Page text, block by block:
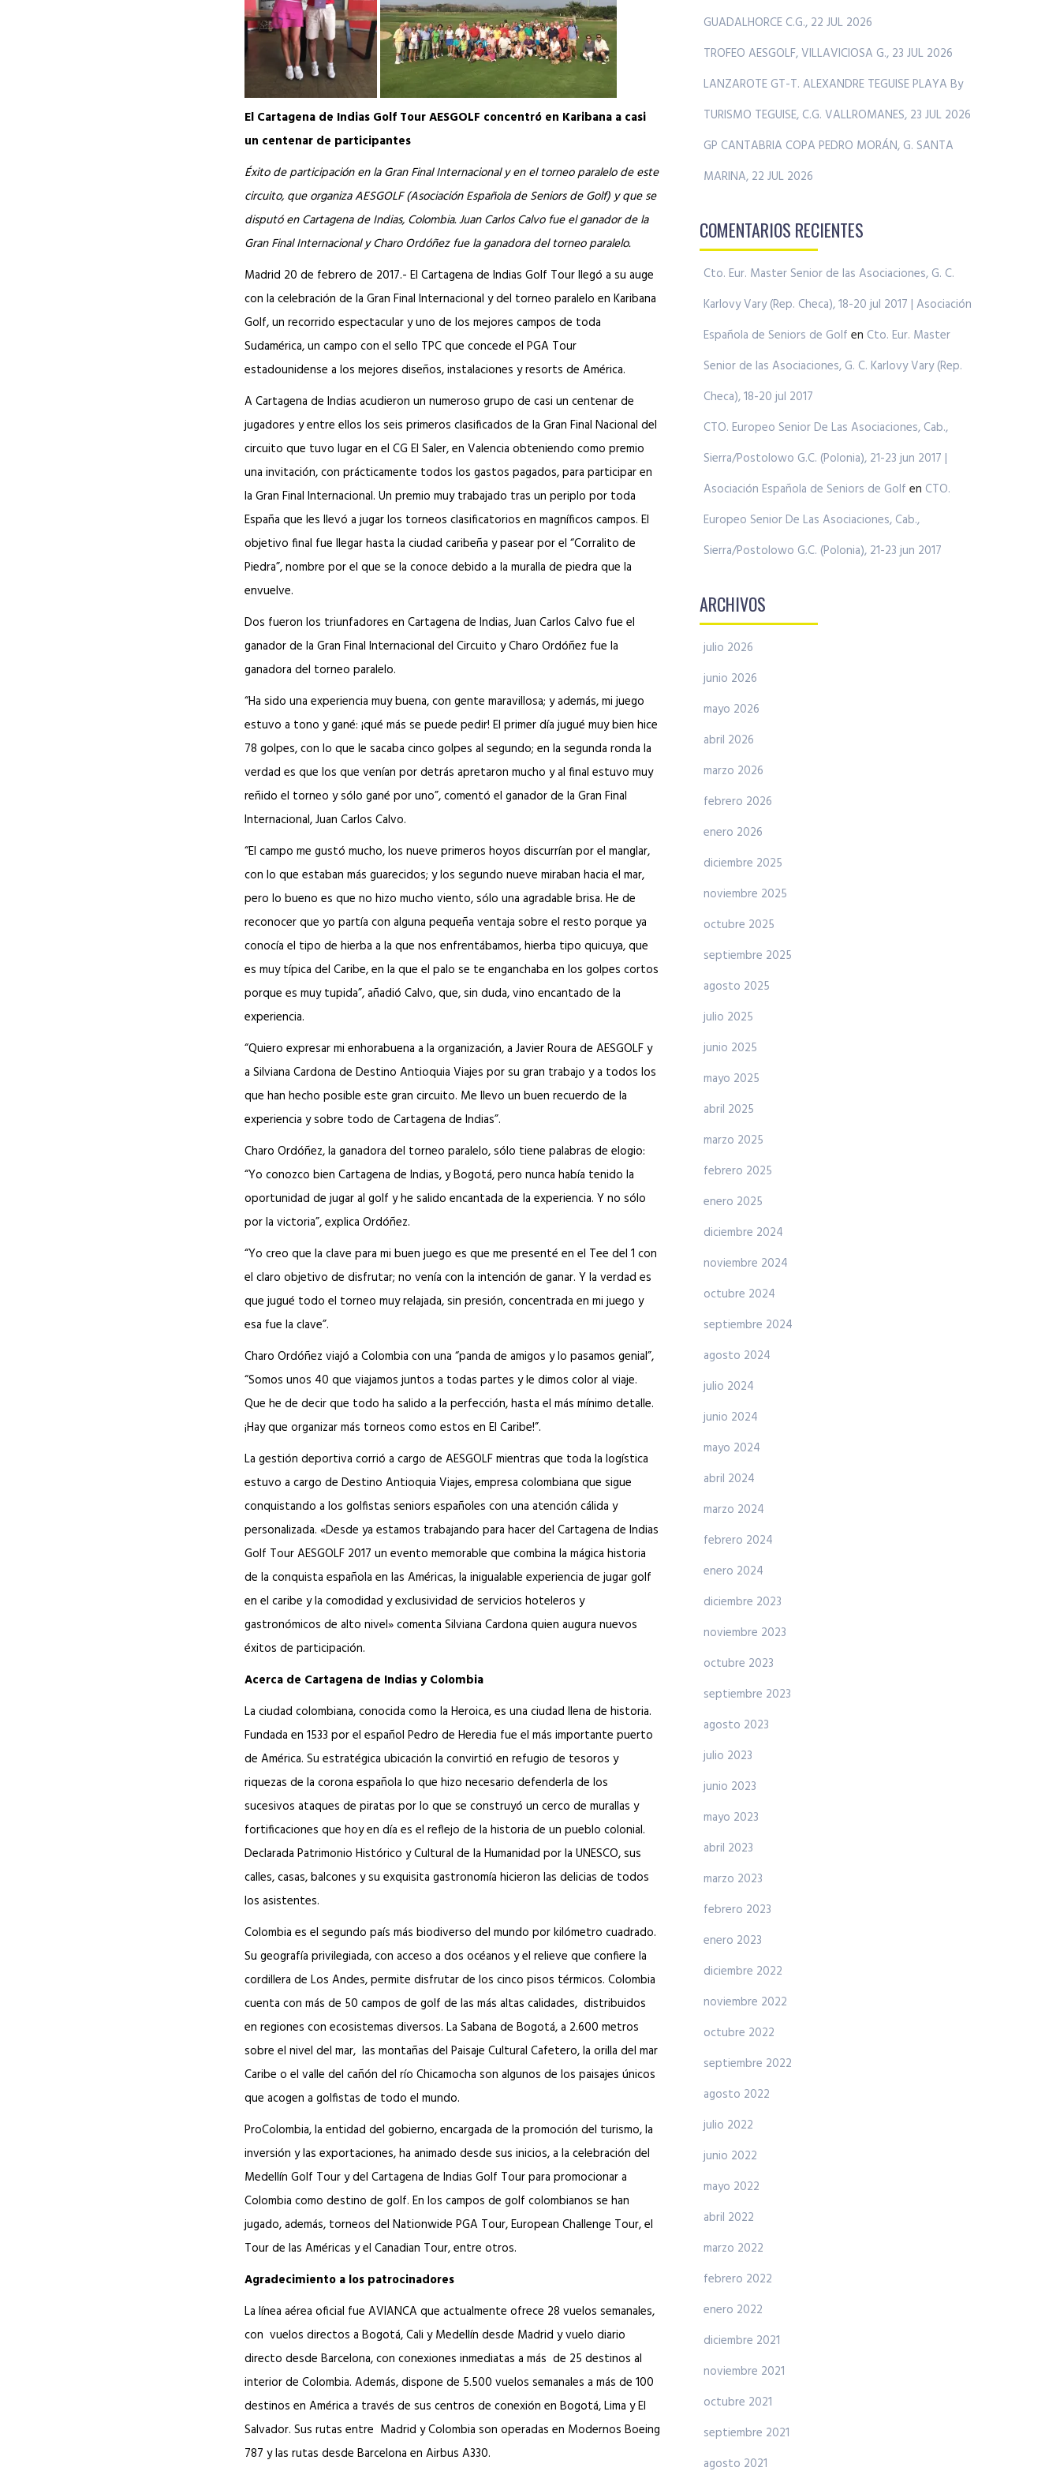
El Cartagena de Indias Golf Tour AESGOLF concentró en Karibana a casi
un centenar de participantes
Éxito de participación en la Gran Final Internacional y en el torneo paralelo de este
circuito, que organiza AESGOLF (Asociación Española de Seniors de Golf) y que se
disputó en Cartagena de Indias, Colombia. Juan Carlos Calvo fue el ganador de la
Gran Final Internacional y Charo Ordóñez fue la ganadora del torneo paralelo.
Madrid 20 de febrero de 2017.- El Cartagena de Indias Golf Tour llegó a su auge
con la celebración de la Gran Final Internacional y del torneo paralelo en Karibana
Golf, un recorrido espectacular y uno de los mejores campos de toda
Sudamérica, un campo con el sello TPC que concede el PGA Tour
estadounidense a los mejores diseños, instalaciones y resorts de América.
A Cartagena de Indias acudieron un numeroso grupo de casi un centenar de
jugadores y entre ellos los seis primeros clasificados de la Gran Final Nacional del
circuito que tuvo lugar en el CG El Saler, en Valencia obteniendo como premio
una invitación, con prácticamente todos los gastos pagados, para participar en
la Gran Final Internacional. Un premio muy trabajado tras un periplo por toda
España que les llevó a jugar los torneos clasificatorios en magníficos campos. El
objetivo final fue llegar hasta la ciudad caribeña y pasear por el “Corralito de
Piedra”, nombre por el que se la conoce debido a la muralla de piedra que la
envuelve.
Dos fueron los triunfadores en Cartagena de Indias, Juan Carlos Calvo fue el
ganador de la Gran Final Internacional del Circuito y Charo Ordóñez fue la
ganadora del torneo paralelo.
“Ha sido una experiencia muy buena, con gente maravillosa; y además, mi juego
estuvo a tono y gané: ¡qué más se puede pedir! El primer día jugué muy bien hice
78 golpes, con lo que le sacaba cinco golpes al segundo; en la segunda ronda la
verdad es que los que venían por detrás apretaron mucho y al final estuvo muy
reñido el torneo y sólo gané por uno”, comentó el ganador de la Gran Final
Internacional, Juan Carlos Calvo.
“El campo me gustó mucho, los nueve primeros hoyos discurrían por el manglar,
con lo que estaban más guarecidos; y los segundo nueve miraban hacia el mar,
pero lo bueno es que no hizo mucho viento, sólo una agradable brisa. He de
reconocer que yo partía con alguna pequeña ventaja sobre el resto porque ya
conocía el tipo de hierba a la que nos enfrentábamos, hierba tipo quicuya, que
es muy típica del Caribe, en la que el palo se te enganchaba en los golpes cortos
porque es muy tupida”, añadió Calvo, que, sin duda, vino encantado de la
experiencia.
“Quiero expresar mi enhorabuena a la organización, a Javier Roura de AESGOLF y
a Silviana Cardona de Destino Antioquia Viajes por su gran trabajo y a todos los
que han hecho posible este gran circuito. Me llevo un buen recuerdo de la
experiencia y sobre todo de Cartagena de Indias”.
Charo Ordóñez, la ganadora del torneo paralelo, sólo tiene palabras de elogio:
“Yo conozco bien Cartagena de Indias, y Bogotá, pero nunca había tenido la
oportunidad de jugar al golf y he salido encantada de la experiencia. Y no sólo
por la victoria”, explica Ordóñez.
“Yo creo que la clave para mi buen juego es que me presenté en el Tee del 1 con
el claro objetivo de disfrutar; no venía con la intención de ganar. Y la verdad es
que jugué todo el torneo muy relajada, sin presión, concentrada en mi juego y
esa fue la clave”.
Charo Ordóñez viajó a Colombia con una “panda de amigos y lo pasamos genial”,
“Somos unos 40 que viajamos juntos a todas partes y le dimos color al viaje.
Que he de decir que todo ha salido a la perfección, hasta el más mínimo detalle.
¡Hay que organizar más torneos como estos en El Caribe!”.
La gestión deportiva corrió a cargo de AESGOLF mientras que toda la logística
estuvo a cargo de Destino Antioquia Viajes, empresa colombiana que sigue
conquistando a los golfistas seniors españoles con una atención cálida y
personalizada. «Desde ya estamos trabajando para hacer del Cartagena de Indias
Golf Tour AESGOLF 2017 un evento memorable que combina la mágica historia
de la conquista española en las Américas, la inigualable experiencia de jugar golf
en el caribe y la comodidad y exclusividad de servicios hoteleros y
gastronómicos de alto nivel» comenta Silviana Cardona quien augura nuevos
éxitos de participación.
Acerca de Cartagena de Indias y Colombia
La ciudad colombiana, conocida como la Heroica, es una ciudad llena de historia.
Fundada en 1533 por el español Pedro de Heredia fue el más importante puerto
de América. Su estratégica ubicación la convirtió en refugio de tesoros y
riquezas de la corona española lo que hizo necesario defenderla de los
sucesivos ataques de piratas por lo que se construyó un cerco de murallas y
fortificaciones que hoy en día es el reflejo de la historia de un pueblo colonial.
Declarada Patrimonio Histórico y Cultural de la Humanidad por la UNESCO, sus
calles, casas, balcones y su exquisita gastronomía hicieron las delicias de todos
los asistentes.
Colombia es el segundo país más biodiverso del mundo por kilómetro cuadrado.
Su geografía privilegiada, con acceso a dos océanos y el relieve que confiere la
cordillera de Los Andes, permite disfrutar de los cinco pisos térmicos. Colombia
cuenta con más de 50 campos de golf de las más altas calidades, distribuidos
en regiones con ecosistemas diversos. La Sabana de Bogotá, a 2.600 metros
sobre el nivel del mar, las montañas del Paisaje Cultural Cafetero, la orilla del mar
Caribe o el valle del cañón del río Chicamocha son algunos de los paisajes únicos
que acogen a golfistas de todo el mundo.
ProColombia, la entidad del gobierno, encargada de la promoción del turismo, la
inversión y las exportaciones, ha animado desde sus inicios, a la celebración del
Medellín Golf Tour y del Cartagena de Indias Golf Tour para promocionar a
Colombia como destino de golf. En los campos de golf colombianos se han
jugado, además, torneos del Nationwide PGA Tour, European Challenge Tour, el
Tour de las Américas y el Canadian Tour, entre otros.
Agradecimiento a los patrocinadores
La línea aérea oficial fue AVIANCA que actualmente ofrece 28 vuelos semanales,
con vuelos directos a Bogotá, Cali y Medellín desde Madrid y vuelo diario
directo desde Barcelona, con conexiones inmediatas a más de 25 destinos al
interior de Colombia. Además, dispone de 5.500 vuelos semanales a más de 100
destinos en América a través de sus centros de conexión en Bogotá, Lima y El
Salvador. Sus rutas entre Madrid y Colombia son operadas en Modernos Boeing
787 y las rutas desde Barcelona en Airbus A330.
GUADALHORCE C.G., 22 JUL 2026
TROFEO AESGOLF, VILLAVICIOSA G., 23 JUL 2026
LANZAROTE GT-T. ALEXANDRE TEGUISE PLAYA By
TURISMO TEGUISE, C.G. VALLROMANES, 23 JUL 2026
GP CANTABRIA COPA PEDRO MORÁN, G. SANTA
MARINA, 22 JUL 2026
COMENTARIOS RECIENTES
Cto. Eur. Master Senior de las Asociaciones, G. C.
Karlovy Vary (Rep. Checa), 18-20 jul 2017 | Asociación
Española de Seniors de Golf en Cto. Eur. Master
Senior de las Asociaciones, G. C. Karlovy Vary (Rep.
Checa), 18-20 jul 2017
CTO. Europeo Senior De Las Asociaciones, Cab.,
Sierra/Postolowo G.C. (Polonia), 21-23 jun 2017 |
Asociación Española de Seniors de Golf en CTO.
Europeo Senior De Las Asociaciones, Cab.,
Sierra/Postolowo G.C. (Polonia), 21-23 jun 2017
ARCHIVOS
julio 2026
junio 2026
mayo 2026
abril 2026
marzo 2026
febrero 2026
enero 2026
diciembre 2025
noviembre 2025
octubre 2025
septiembre 2025
agosto 2025
julio 2025
junio 2025
mayo 2025
abril 2025
marzo 2025
febrero 2025
enero 2025
diciembre 2024
noviembre 2024
octubre 2024
septiembre 2024
agosto 2024
julio 2024
junio 2024
mayo 2024
abril 2024
marzo 2024
febrero 2024
enero 2024
diciembre 2023
noviembre 2023
octubre 2023
septiembre 2023
agosto 2023
julio 2023
junio 2023
mayo 2023
abril 2023
marzo 2023
febrero 2023
enero 2023
diciembre 2022
noviembre 2022
octubre 2022
septiembre 2022
agosto 2022
julio 2022
junio 2022
mayo 2022
abril 2022
marzo 2022
febrero 2022
enero 2022
diciembre 2021
noviembre 2021
octubre 2021
septiembre 2021
agosto 2021